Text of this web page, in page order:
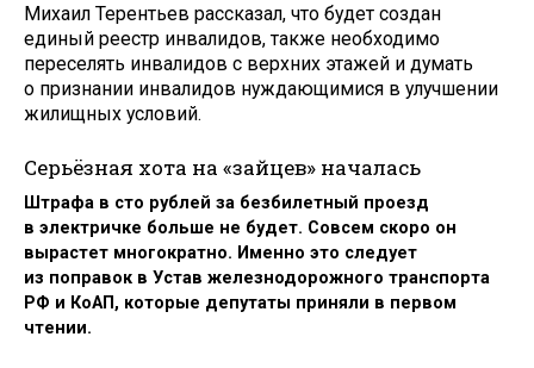
Михаил Терентьев рассказал, что будет создан
единый реестр инвалидов, также необходимо
переселять инвалидов с верхних этажей и думать
о признании инвалидов нуждающимися в улучшении
жилищных условий.
Серьёзная хота на «зайцев» началась
Штрафа в сто рублей за безбилетный проезд
в электричке больше не будет. Совсем скоро он
вырастет многократно. Именно это следует
из поправок в Устав железнодорожного транспорта
РФ и КоАП, которые депутаты приняли в первом
чтении.